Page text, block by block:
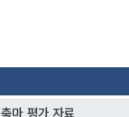
축마 평가 자료